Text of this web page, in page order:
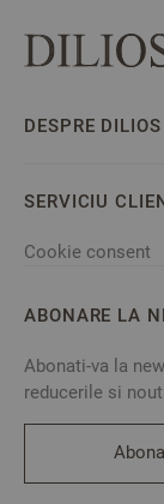
DESPRE DILIOS
SERVICIU
Cookie consent
ABONARE LA
Abonati-va la
reducerile si